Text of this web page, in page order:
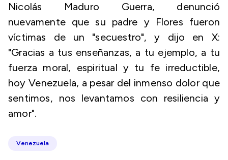
Nicolás Maduro Guerra, denunció
nuevamente que su padre y Flores fueron
víctimas de un "secuestro", y dijo en X:
"Gracias a tus enseñanzas, a tu ejemplo, a tu
fuerza moral, espiritual y tu fe irreductible,
hoy Venezuela, a pesar del inmenso dolor que
sentimos, nos levantamos con resiliencia y
amor".
Venezuela